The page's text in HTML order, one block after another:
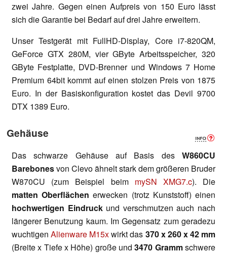
zwei Jahre. Gegen einen Aufpreis von 150 Euro lässt
sich die Garantie bei Bedarf auf drei Jahre erweitern.
Unser Testgerät mit FullHD-Display, Core i7-820QM,
GeForce GTX 280M, vier GByte Arbeitsspeicher, 320
GByte Festplatte, DVD-Brenner und Windows 7 Home
Premium 64bit kommt auf einen stolzen Preis von 1875
Euro. In der Basiskonfiguration kostet das Devil 9700
DTX 1389 Euro.
Gehäuse
Das schwarze Gehäuse auf Basis des W860CU
Barebonesvon Clevo ähnelt stark dem größeren Bruder
W870CU (zum Beispiel beim mySN XMG7.c). Die
matten Oberflächen erwecken (trotz Kunststoff) einen
hochwertigen Eindruckund verschmutzen auch nach
längerer Benutzung kaum. Im Gegensatz zum geradezu
wuchtigenAlienware M15xwirkt das 370 x 260 x 42 mm
(Breite x Tiefe x Höhe) große und3470 Grammschwere